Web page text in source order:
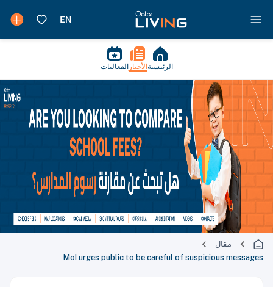
الرئيسية الأخبار الفعاليات
مقال
MoI urges public to be careful of suspicious messages